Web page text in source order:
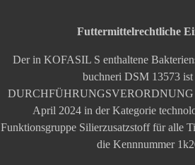
Futtermittelrechtliche
Der in KOFASIL S enthaltene
buchneri DSM 13573 ist
DURCHFÜHRUNGSVERORDNUNG
April 2024 in der Kategorie
Funktionsgruppe Silierzusatzstoff für alle
die Kennnummer